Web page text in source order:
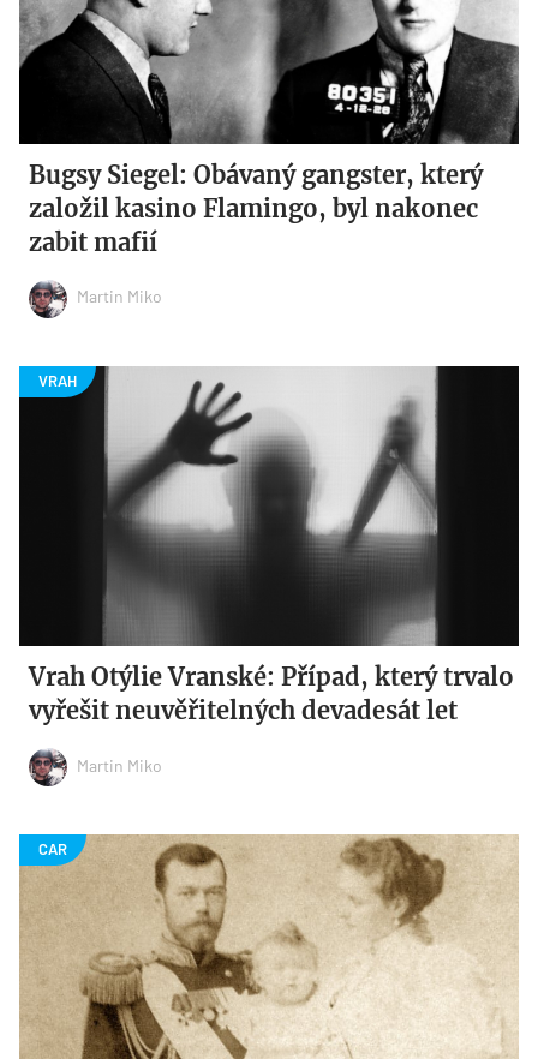
Bugsy Siegel: Obávaný gangster, který
založil kasino Flamingo, byl nakonec
zabit mafií
Martin Miko
Vrah Otýlie Vranské: Případ, který trvalo
vyřešit neuvěřitelných devadesát let
Martin Miko